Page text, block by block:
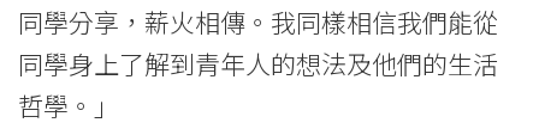
同學分享，薪火相傳。我同樣相信我們能從
同學身上了解到青年人的想法及他們的生活
哲學。」